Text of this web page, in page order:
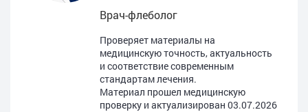
Врач-флеболог
Проверяет материалы на
медицинскую точность, актуальность
и соответствие современным
стандартам лечения.
Материал прошел медицинскую
проверку и актуализирован 03.07.2026